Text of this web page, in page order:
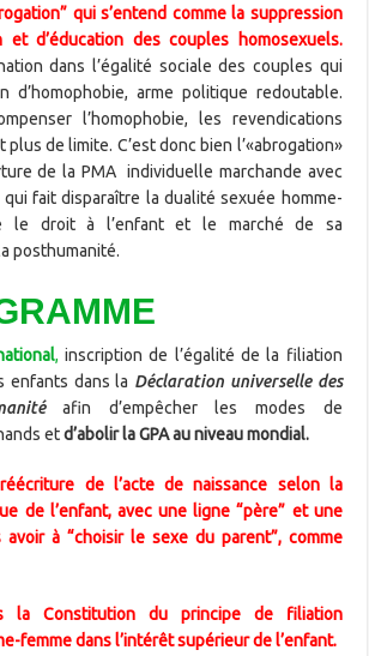
qui s’entend comme la suppression
et d’éducation des couples homosexuels.
dans l’égalité sociale des couples qui
d’homophobie, arme politique redoutable.
l’homophobie, les revendications
plus de limite. C’est donc bien l’«abrogation»
de la PMA individuelle marchande avec
fait disparaître la dualité sexuée homme-
le droit à l’enfant et le marché de sa
posthumanité.
, inscription de l’égalité de la filiation
enfants dans la Déclaration universelle des
afin d’empêcher les modes de
etd’abolir la GPA au niveau mondial.
réécriture de l’acte de naissance selon la
de l’enfant, avec une ligne “père” et une
avoir à “choisir le sexe du parent”, comme
la Constitution du principe de filiation
femme dans l’intérêt supérieur de l’enfant.